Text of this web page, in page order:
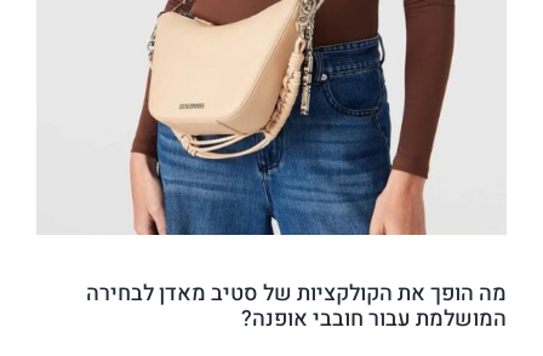
מה הופך את הקולקציות של סטיב מאדן לבחירה
המושלמת עבור חובבי אופנה?